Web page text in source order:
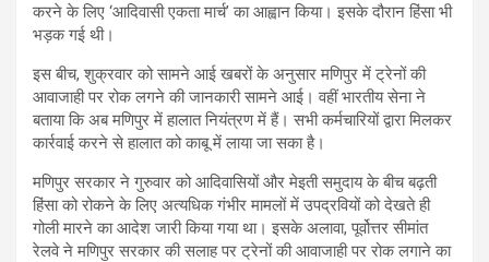
करने के लिए ‘आदिवासी एकता मार्च’ का आह्वान किया। इसके दौरान हिंसा भी
भड़क गई थी।
इस बीच, शुक्रवार को सामने आई खबरों के अनुसार मणिपुर में ट्रेनों की
आवाजाही पर रोक लगने की जानकारी सामने आई। वहीं भारतीय सेना ने
बताया कि अब मणिपुर में हालात नियंत्रण में हैं। सभी कर्मचारियों द्वारा मिलकर
कार्रवाई करने से हालात को काबू में लाया जा सका है।
मणिपुर सरकार ने गुरुवार को आदिवासियों और मेइती समुदाय के बीच बढ़ती
हिंसा को रोकने के लिए अत्यधिक गंभीर मामलों में उपद्रवियों को देखते ही
गोली मारने का आदेश जारी किया गया था। इसके अलावा, पूर्वोत्तर सीमांत
रेलवे ने मणिपुर सरकार की सलाह पर ट्रेनों की आवाजाही पर रोक लगाने का